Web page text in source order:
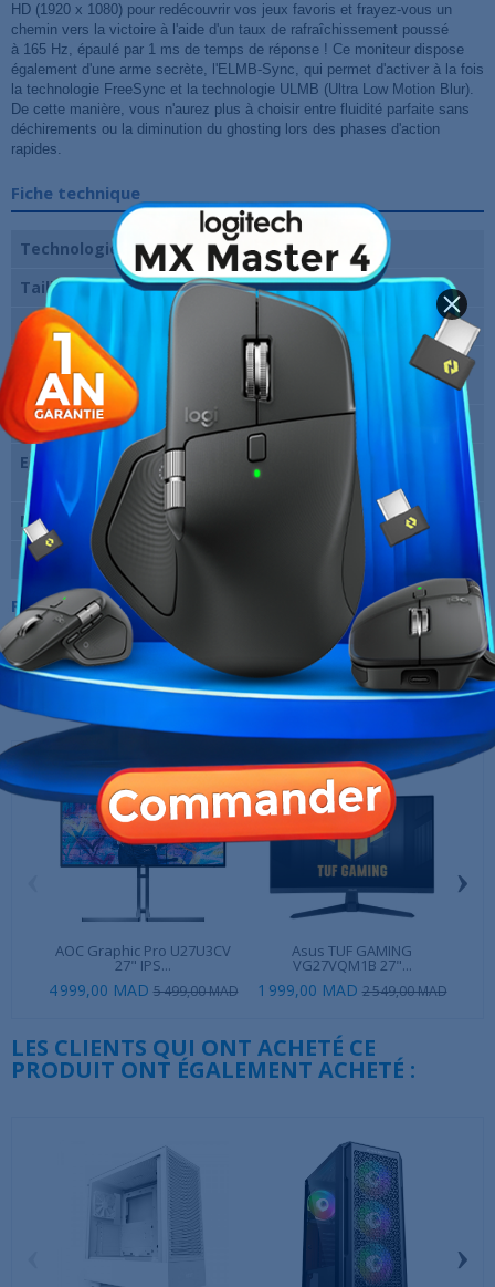
HD (1920 x 1080) pour redécouvrir vos jeux favoris et frayez-vous un
chemin vers la victoire à l'aide d'un taux de rafraîchissement poussé
à 165 Hz, épaulé par 1 ms de temps de réponse ! Ce moniteur dispose
également d'une arme secrète, l'ELMB-Sync, qui permet d'activer à la fois
la technologie FreeSync et la technologie ULMB (Ultra Low Motion Blur).
De cette manière, vous n'aurez plus à choisir entre fluidité parfaite sans
déchirements ou la diminution du ghosting lors des phases d'action
rapides.
Fiche technique
Technologie de dalle
VA
Taille
27 pouces
Résolution
1920 x 1080 pixels (FHD)
Fréquence verticale
maxi
165 Hz
Temps de réponse
1 ms
Entrées vidéo
1 x HDMI 2.0 Femelle 1 x D-Sub
Femelle
Marque
Garantie
Références spécifiques
10 AUTRES PRODUITS DANS LA MÊME
CATÉGORIE :
AOC Graphic Pro U27U3CV
27" IPS...
4 999,00 MAD 5 499,00 MAD
Asus TUF GAMING
VG27VQM1B 27"...
1 999,00 MAD 2 549,00 MAD
›
LES CLIENTS QUI ONT ACHETÉ CE
PRODUIT ONT ÉGALEMENT ACHETÉ :
›